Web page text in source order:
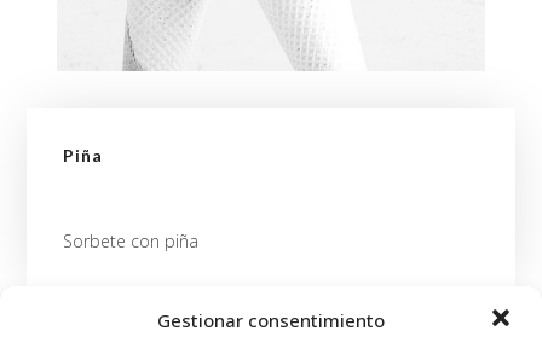
Gestionar consentimiento
Piña
Sorbete con piña